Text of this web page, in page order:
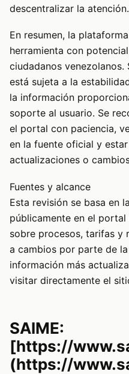
descentralizar la atención.
En resumen, la
herramienta con
ciudadanos
está sujeta a la
la información
soporte al usuario. Se
el portal con paciencia,
en la fuente oficial y
actualizaciones o
Fuentes y alcance
Esta revisión se basa en
públicamente en el
sobre procesos, tarifas y
a cambios por parte de
información más
visitar directamente el
SAIME:
[https://
(https://